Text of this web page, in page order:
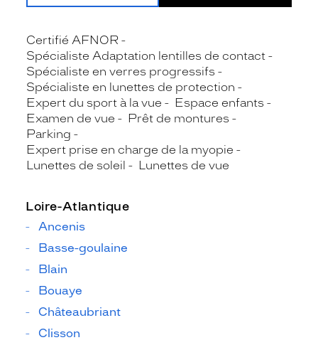
Certifié AFNOR
Spécialiste Adaptation lentilles de contact
Spécialiste en verres progressifs
Spécialiste en lunettes de protection
Expert du sport à la vue
Espace enfants
Examen de vue
Prêt de montures
Parking
Expert prise en charge de la myopie
Lunettes de soleil
Lunettes de vue
Loire-Atlantique
Ancenis
Basse-goulaine
Blain
Bouaye
Châteaubriant
Clisson